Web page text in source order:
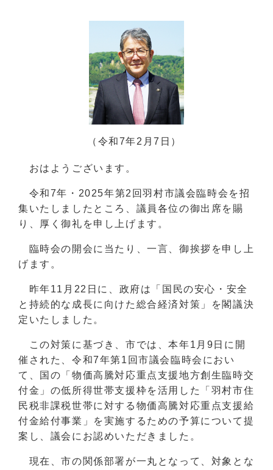
（令和7年2月7日）
おはようございます。
令和7年・2025年第2回羽村市議会臨時会を招
集いたしましたところ、議員各位の御出席を賜
り、厚く御礼を申し上げます。
臨時会の開会に当たり、一言、御挨拶を申し上
げます。
昨年11月22日に、政府は「国民の安心・安全
と持続的な成長に向けた総合経済対策」を閣議決
定いたしました。
この対策に基づき、市では、本年1月9日に開
催された、令和7年第1回市議会臨時会におい
て、国の「物価高騰対応重点支援地方創生臨時交
付金」の低所得世帯支援枠を活用した「羽村市住
民税非課税世帯に対する物価高騰対応重点支援給
付金給付事業」を実施するための予算について提
案し、議会にお認めいただきました。
現在、市の関係部署が一丸となって、対象とな